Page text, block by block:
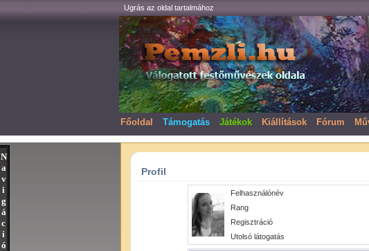
N
a
v
i
g
á
c
i
ó
Ugrás az oldal tartalmához
Főoldal Támogatás Játékok Kiállítások Fórum
Profil
Felhasználónév
Rang
Regisztráció
Utolsó látogatás